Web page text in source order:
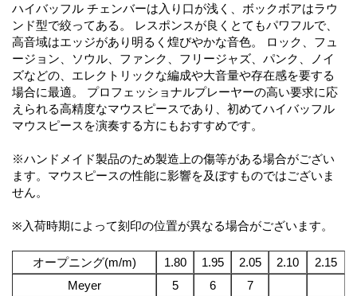
ハイバッフル チェンバーは入り口が浅く、ボックボアはラウ
ンド型で絞ってある。 レスポンスが良くとてもパワフルで、
高音域はエッジがあり明るく煌びやかな音色。 ロック、フュ
ージョン、ソウル、ファンク、フリージャズ、パンク、ノイ
ズなどの、エレクトリックな編成や大音量や存在感を要する
場合に最適。 プロフェッショナルプレーヤーの高い要求に応
えられる高精度なマウスピースであり、初めてハイバッフル
マウスピースを演奏する方にもおすすめです。
※ハンドメイド製品のため製造上の傷等がある場合がござい
ます。マウスピースの性能に影響を及ぼすものではございま
せん。
※入荷時期によって刻印の位置が異なる場合がございます。
オープニング(m/m) 1.80 1.95 2.05 2.10
2.15
Meyer
5 6
7